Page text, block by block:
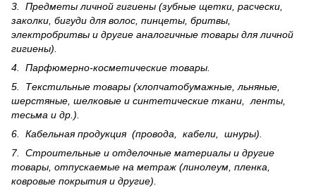
3. Предметы личной гигиены (зубные щетки, расчески,
заколки, бигуди для волос, пинцеты, бритвы,
электробритвы и другие аналогичные товары для личной
гигиены).
4. Парфюмерно-косметические товары.
5. Текстильные товары (хлопчатобумажные, льняные,
шерс­тя­ные, шелковые и синтетические ткани, ленты,
тесьма и др.).
6. Кабельная продукция (провода, кабели, шнуры).
7. Строительные и отделочные материалы и другие
товары, отпускаемые на метраж (линолеум, пленка,
ковровые покрытия и другие).